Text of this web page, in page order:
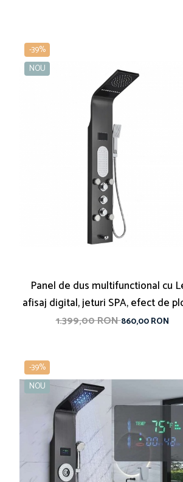
-39%
NOU
Panel de dus multifunctional cu
afisaj digital, jeturi SPA, efect de
sistem de masaj, 5 functii de
1.399,00 RON860,00 RON
-39%
NOU